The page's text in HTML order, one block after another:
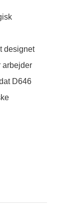
designet
arbejder
D646